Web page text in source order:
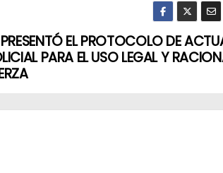
PRESENTÓ EL PROTOCOLO DE
PARA EL USO LEGAL Y